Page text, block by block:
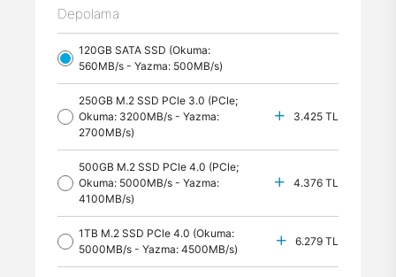
Depolama
120GB SATA SSD (Okuma:
560MB/s - Yazma: 500MB/s)
250GB M.2 SSD PCle 3.0 (PCle;
Okuma: 3200MB/s - Yazma:
2700MB/s)
3.425 TL
500GB M.2 SSD PCle 4.0 (PCle;
Okuma: 5000MB/s - Yazma:
4100MB/s)
4.376 TL
1TB M.2 SSD PCle 4.0 (Okuma:
5000MB/s - Yazma: 4500MB/s)
6.279 TL